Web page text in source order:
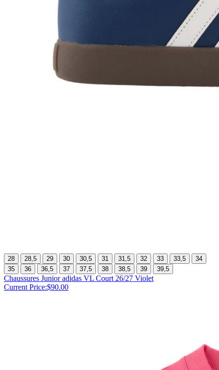
28 28,5 29 30 30,5 31 31,5 32 33 33,5
34
35
36 36,5 37 37,5 38 38,5 39 39,5
Chaussures Junior adidas VL Court 26/27 Violet
Current Price:$90.00